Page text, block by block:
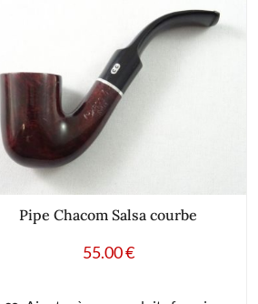
Pipe Chacom Salsa courbe
55.00€